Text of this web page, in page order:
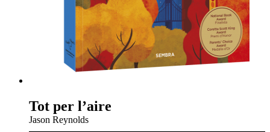
Tot per l’aire
Jason Reynolds